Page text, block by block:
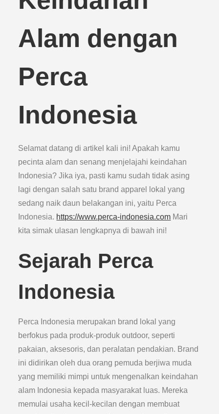
Alam dengan
Perca
Indonesia
Selamat datang di artikel kali ini! Apakah kamu
pecinta alam dan senang menjelajahi keindahan
Indonesia? Jika iya, pasti kamu sudah tidak asing
lagi dengan salah satu brand apparel lokal yang
sedang naik daun belakangan ini, yaitu Perca
Indonesia. https://www.perca-indonesia.com Mari
kita simak ulasan lengkapnya di bawah ini!
Sejarah Perca
Indonesia
Perca Indonesia merupakan brand lokal yang
berfokus pada produk-produk outdoor, seperti
pakaian, aksesoris, dan peralatan pendakian. Brand
ini didirikan oleh dua orang pemuda berjiwa muda
yang memiliki mimpi untuk mengenalkan keindahan
alam Indonesia kepada masyarakat luas. Mereka
memulai usaha kecil-kecilan dengan membuat